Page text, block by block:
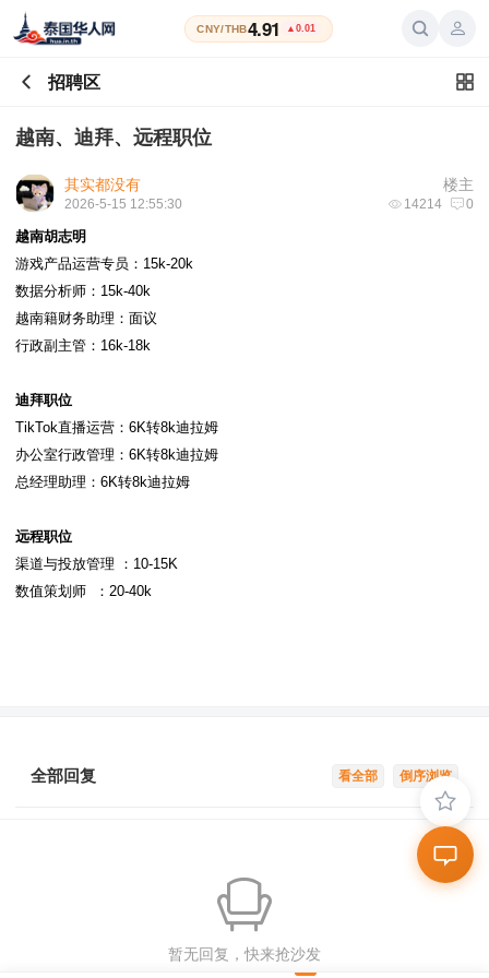
CNY/THB4.91 ▲0.01
招聘区
越南、迪拜、远程职位
楼主
其实都没有
14214 0
2026-5-15 12:55:30
越南胡志明
游戏产品运营专员：15k-20k
数据分析师：15k-40k
越南籍财务助理：面议
行政副主管：16k-18k
迪拜职位
TikTok直播运营：6K转8k迪拉姆
办公室行政管理：6K转8k迪拉姆
总经理助理：6K转8k迪拉姆
远程职位
渠道与投放管理 ：10-15K
数值策划师 ：20-40k
倒序浏览
看全部
全部回复
暂无回复，快来抢沙发